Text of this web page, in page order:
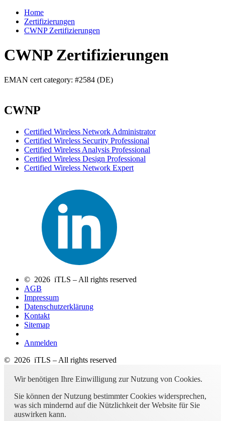
Home
Zertifizierungen
CWNP Zertifizierungen
CWNP Zertifizierungen
EMAN cert category: #2584 (DE)
CWNP
Certified Wireless Network Administrator
Certified Wireless Security Professional
Certified Wireless Analysis Professional
Certified Wireless Design Professional
Certified Wireless Network Expert
© 2026 iTLS – All rights reserved
AGB
Impressum
Datenschutzerklärung
Kontakt
Sitemap
Anmelden
© 2026 iTLS – All rights reserved
Wir benötigen Ihre Einwilligung zur Nutzung von Cookies.
Sie können der Nutzung bestimmter Cookies widersprechen,
was sich mindernd auf die Nützlichkeit der Website für Sie
auswirken kann.